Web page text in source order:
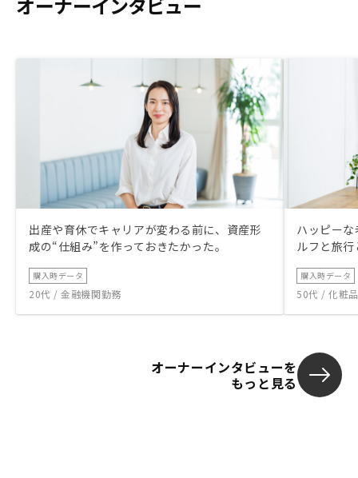
出産や育休でキャリアが変わる前に、資産形
成の“仕組み”を作っておきたかった。
購入時データ
20代 / 金融機関勤務
ハッピー
ルフと旅
購入時データ
50代 / 化粧
オーナーインタビューを
もっと見る